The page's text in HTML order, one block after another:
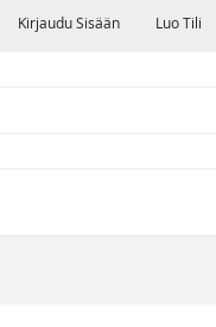
Kirjaudu Sisään Luo Tili